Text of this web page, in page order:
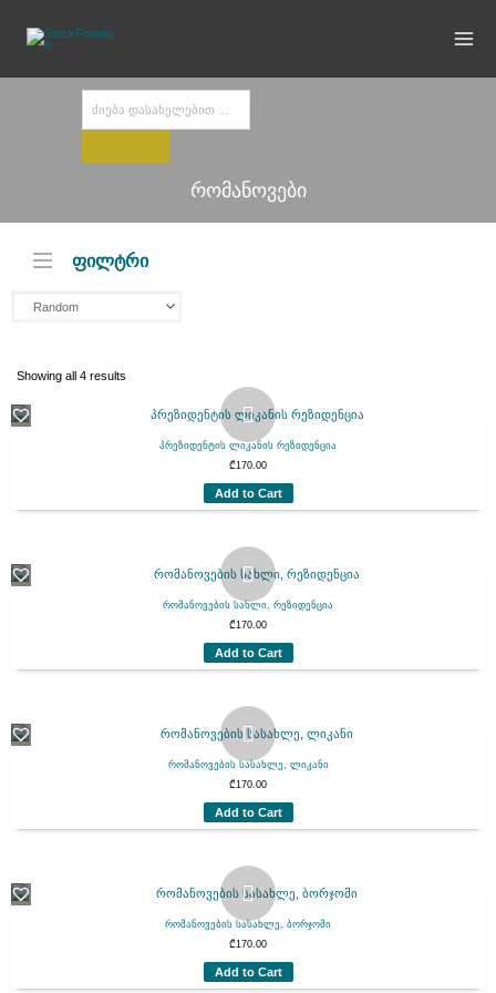
content
search
რომანოვები
ფილტრი
Showing all 4 results
პრეზიდენტის ლიკანის რეზიდენცია
₾170.00
Add to Cart
რომანოვების სახლი, რეზიდენცია
₾170.00
Add to Cart
რომანოვების სასახლე, ლიკანი
₾170.00
Add to Cart
რომანოვების სასახლე, ბორჯომი
₾170.00
Add to Cart